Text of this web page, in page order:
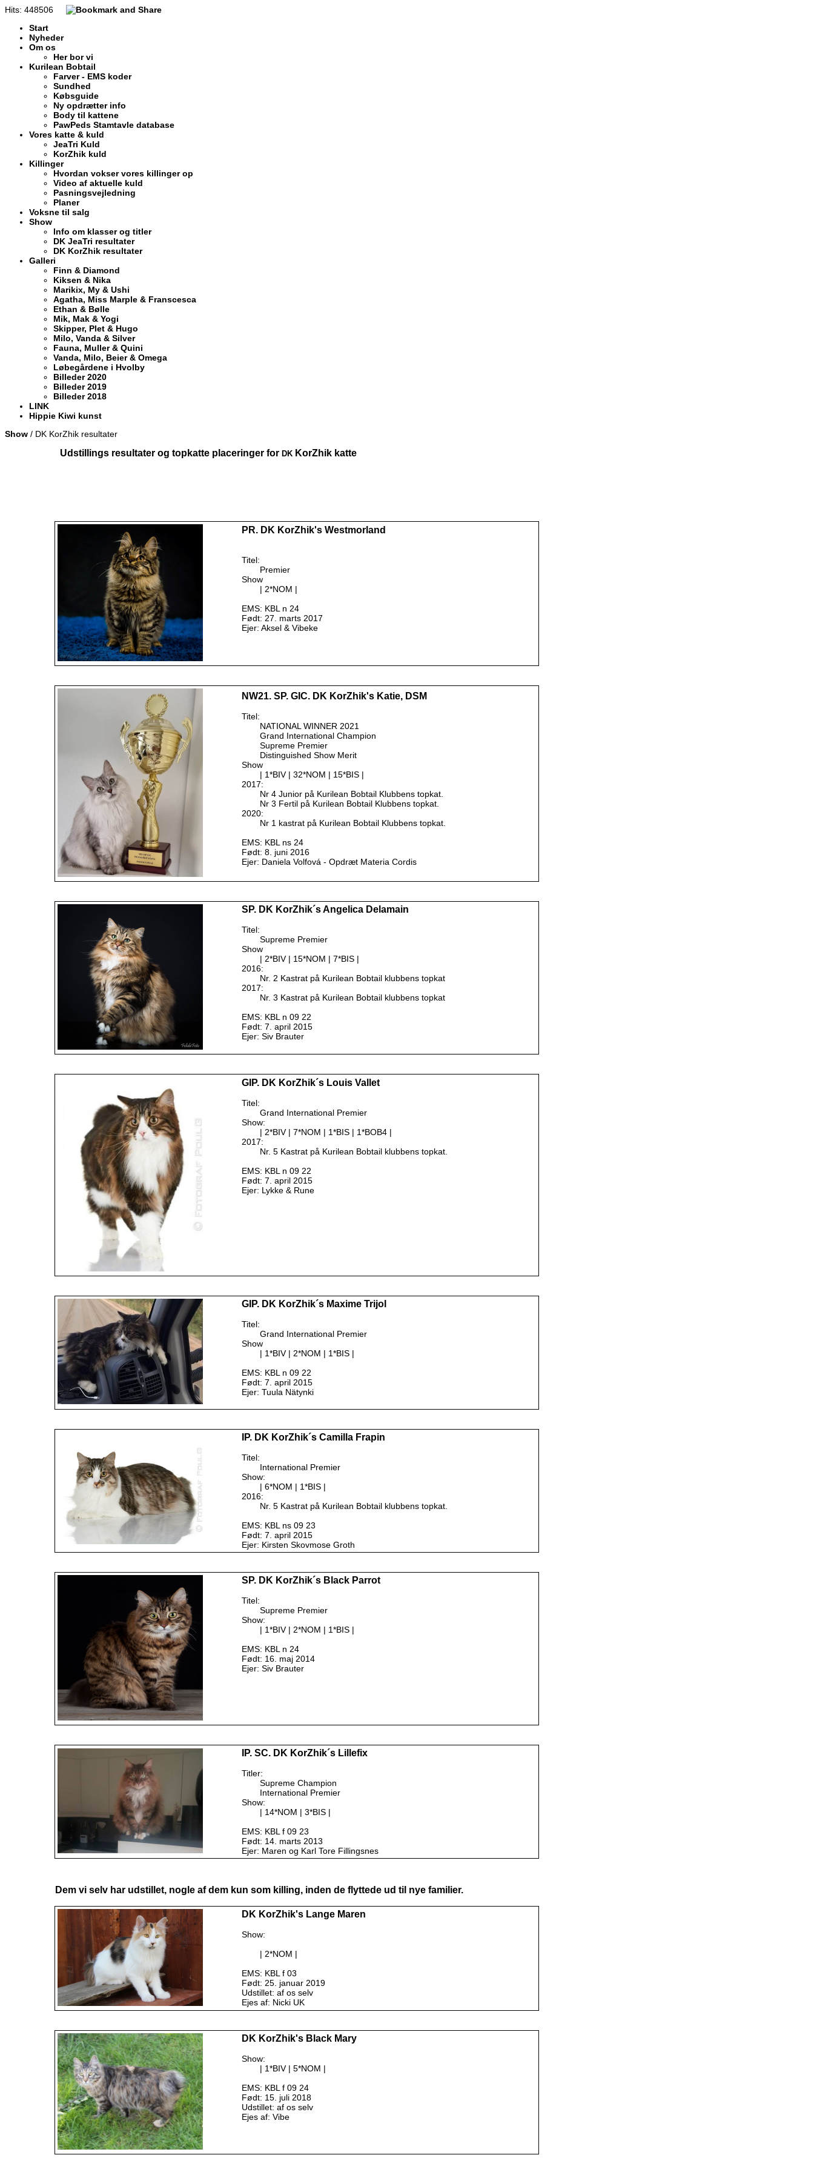
Hits: 448506
Start
Nyheder
Om os
Her bor vi
Kurilean Bobtail
Farver - EMS koder
Sundhed
Købsguide
Ny opdrætter info
Body til kattene
PawPeds Stamtavle database
Vores katte & kuld
JeaTri Kuld
KorZhik kuld
Killinger
Hvordan vokser vores killinger op
Video af aktuelle kuld
Pasningsvejledning
Planer
Voksne til salg
Show
Info om klasser og titler
DK JeaTri resultater
DK KorZhik resultater
Galleri
Finn & Diamond
Kiksen & Nika
Marikix, My & Ushi
Agatha, Miss Marple & Franscesca
Ethan & Bølle
Mik, Mak & Yogi
Skipper, Plet & Hugo
Milo, Vanda & Silver
Fauna, Muller & Quini
Vanda, Milo, Beier & Omega
Løbegårdene i Hvolby
Billeder 2020
Billeder 2019
Billeder 2018
LINK
Hippie Kiwi kunst
Show / DK KorZhik resultater
Udstillings resultater og topkatte placeringer for DKKorZhik katte
PR. DK KorZhik's Westmorland
Titel:
Premier
Show
| 2*NOM |
EMS: KBL n 24
Født: 27. marts 2017
Ejer: Aksel & Vibeke
NW21. SP. GIC. DK KorZhik's Katie, DSM
Titel:
NATIONAL WINNER 2021
Grand International Champion
Supreme Premier
Distinguished Show Merit
Show
| 1*BIV | 32*NOM | 15*BIS |
2017:
Nr 4 Junior på Kurilean Bobtail Klubbens topkat.
Nr 3 Fertil på Kurilean Bobtail Klubbens topkat.
2020:
Nr 1 kastrat på Kurilean Bobtail Klubbens topkat.
EMS: KBL ns 24
Født: 8. juni 2016
Ejer: Daniela Volfová - Opdræt Materia Cordis
SP. DK KorZhik´s Angelica Delamain
Titel:
Supreme Premier
Show
| 2*BIV | 15*NOM | 7*BIS |
2016:
Nr. 2 Kastrat på Kurilean Bobtail klubbens topkat
2017:
Nr. 3 Kastrat på Kurilean Bobtail klubbens topkat
EMS: KBL n 09 22
Født: 7. april 2015
Ejer: Siv Brauter
GIP. DK KorZhik´s Louis Vallet
Titel:
Grand International Premier
Show:
| 2*BIV | 7*NOM | 1*BIS | 1*BOB4 |
2017:
Nr. 5 Kastrat på Kurilean Bobtail klubbens topkat.
EMS: KBL n 09 22
Født: 7. april 2015
Ejer: Lykke & Rune
GIP. DK KorZhik´s Maxime Trijol
Titel:
Grand International Premier
Show
| 1*BIV | 2*NOM | 1*BIS |
EMS: KBL n 09 22
Født: 7. april 2015
Ejer: Tuula Nätynki
IP. DK KorZhik´s Camilla Frapin
Titel:
International Premier
Show:
| 6*NOM | 1*BIS |
2016:
Nr. 5 Kastrat på Kurilean Bobtail klubbens topkat.
EMS: KBL ns 09 23
Født: 7. april 2015
Ejer: Kirsten Skovmose Groth
SP. DK KorZhik´s Black Parrot
Titel:
Supreme Premier
Show:
| 1*BIV | 2*NOM | 1*BIS |
EMS: KBL n 24
Født: 16. maj 2014
Ejer: Siv Brauter
IP. SC. DK KorZhik´s Lillefix
Titler:
Supreme Champion
International Premier
Show:
| 14*NOM | 3*BIS |
EMS: KBL f 09 23
Født: 14. marts 2013
Ejer: Maren og Karl Tore Fillingsnes
Dem vi selv har udstillet, nogle af dem kun som killing, inden de flyttede ud til nye familier.
DK KorZhik's Lange Maren
Show:
| 2*NOM |
EMS: KBL f 03
Født: 25. januar 2019
Udstillet: af os selv
Ejes af: Nicki UK
DK KorZhik's Black Mary
Show:
| 1*BIV | 5*NOM |
EMS: KBL f 09 24
Født: 15. juli 2018
Udstillet: af os selv
Ejes af: Vibe